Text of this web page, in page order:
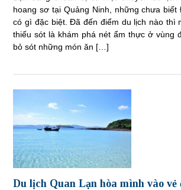
hoang sơ tại Quảng Ninh, những chưa biết
có gì đặc biệt. Đã đến điểm du lịch nào thì
thiếu sót là khám phá nét ẩm thực ở vùng
bỏ sót những món ăn […]
Du lịch Quan Lạn hòa mình vào vẻ